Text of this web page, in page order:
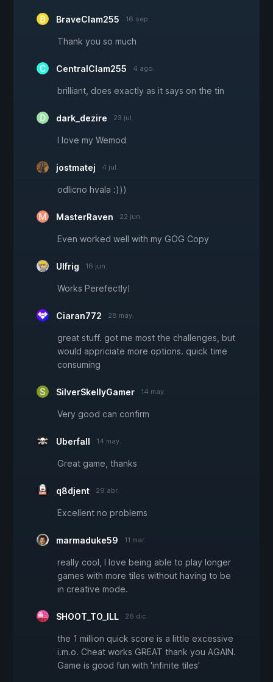
BraveClam255 16 sep.
Thank you so much
CentralClam255 4 ago.
brilliant, does exactly as it says on the tin
dark_dezire 23 jul.
I love my Wemod
jostmatej 4 jul.
odlicno hvala :)))
MasterRaven 22 jun.
Even worked well with my GOG Copy
Ulfrig 16 jun.
Works Perefectly!
Ciaran772 28 may.
great stuff. got me most the challenges, but
would appriciate more options. quick time
consuming
SilverSkellyGamer 14 may.
Very good can confirm
Uberfall 14 may.
Great game, thanks
q8djent 29 abr.
Excellent no problems
marmaduke59 11 mar.
really cool, I love being able to play longer
games with more tiles without having to be
in creative mode.
SHOOT_TO_ILL 26 dic.
the 1 million quick score is a little excessive
i.m.o. Cheat works GREAT thank you AGAIN.
Game is good fun with 'infinite tiles'